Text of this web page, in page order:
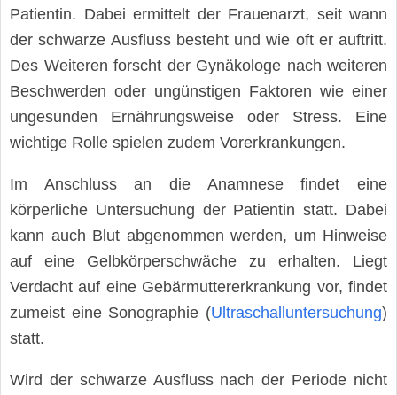
Patientin. Dabei ermittelt der Frauenarzt, seit wann
der schwarze Ausfluss besteht und wie oft er auftritt.
Des Weiteren forscht der Gynäkologe nach weiteren
Beschwerden oder ungünstigen Faktoren wie einer
ungesunden Ernährungsweise oder Stress. Eine
wichtige Rolle spielen zudem Vorerkrankungen.
Im Anschluss an die Anamnese findet eine
körperliche Untersuchung der Patientin statt. Dabei
kann auch Blut abgenommen werden, um Hinweise
auf eine Gelbkörperschwäche zu erhalten. Liegt
Verdacht auf eine Gebärmuttererkrankung vor, findet
zumeist eine Sonographie (Ultraschalluntersuchung)
statt.
Wird der schwarze Ausfluss nach der Periode nicht